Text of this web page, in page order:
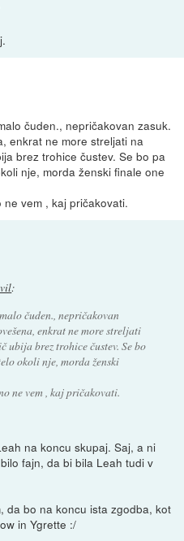
čuden., nepričakovan zasuk.
enkrat ne more streljati na
brez trohice čustev. Se bo pa
nje, morda ženski finale one
vem , kaj pričakovati.
:
čuden., nepričakovan
enkrat ne more streljati
ubija brez trohice čustev. Se bo
okoli nje, morda ženski
ne vem , kaj pričakovati.
na koncu skupaj. Saj, a ni
fajn, da bi bila Leah tudi v
da bo na koncu ista zgodba, kot
in Ygrette :/